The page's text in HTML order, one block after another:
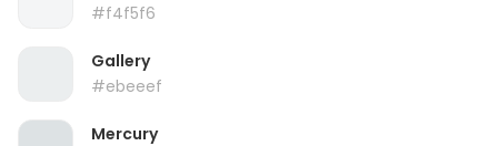
#f4f5f6
Gallery
#ebeeef
Mercury